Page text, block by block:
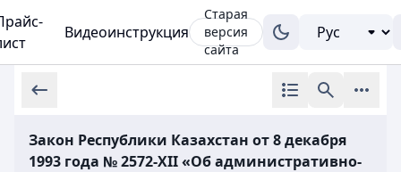
Видеоинструкция
Старая
версия
сайта
Закон Республики Казахстан от 8 декабря
1993 года № 2572-XII «Об административно-